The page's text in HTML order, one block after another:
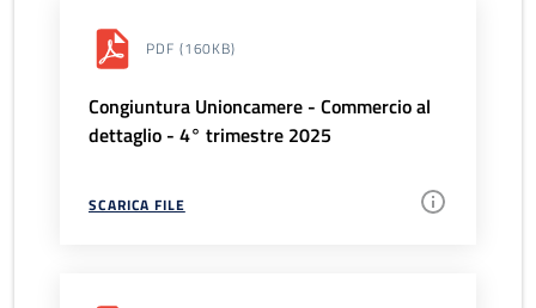
PDF (160KB)
Congiuntura Unioncamere - Commercio al
dettaglio - 4° trimestre 2025
SCARICA FILE